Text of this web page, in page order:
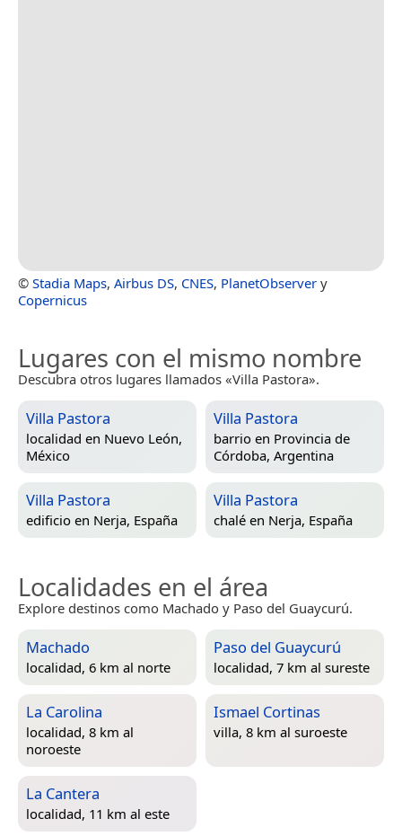
© Stadia Maps, Airbus DS, CNES, PlanetObserver y
Copernicus
Lugares con el mismo nombre
Descubra otros lugares llamados «Villa Pastora».
Villa Pastora
localidad en Nuevo León,
México
Villa Pastora
barrio en Provincia de
Córdoba, Argentina
Villa Pastora
edificio en Nerja, España
Villa Pastora
chalé en Nerja, España
Localidades en el área
Explore destinos como Machado y Paso del Guaycurú.
Machado
localidad, 6 km al norte
Paso del Guaycurú
localidad, 7 km al sureste
La Carolina
localidad, 8 km al
noroeste
Ismael Cortinas
villa, 8 km al suroeste
La Cantera
localidad, 11 km al este